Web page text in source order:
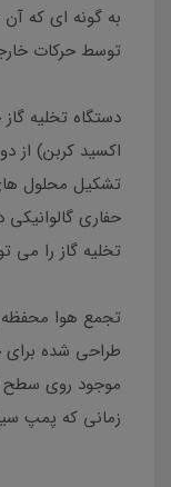
توسط حرکات
دستگاه تخلیه
اکسید کربن) از
تشکیل محلول
حفاری
تخلیه گاز را می
تجمع هوا
طراحی شده
زمانی که پمپ